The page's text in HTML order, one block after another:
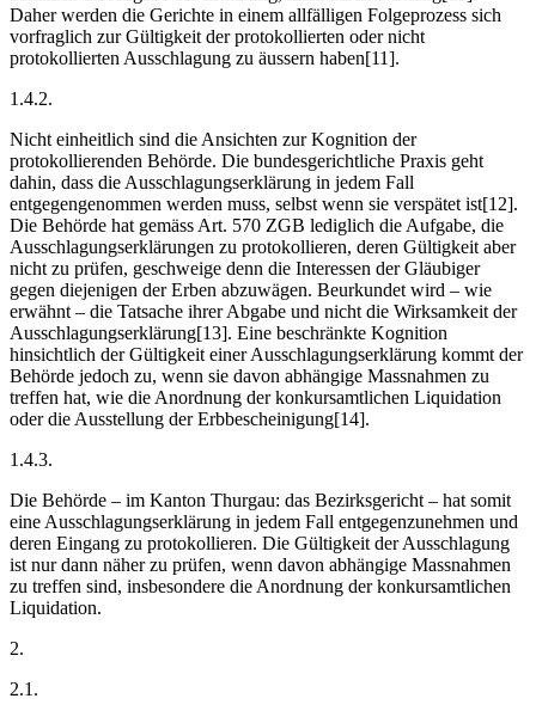
Daher werden die Gerichte in einem allfälligen Folgeprozess sich
vorfraglich zur Gültigkeit der protokollierten oder nicht
protokollierten Ausschlagung zu äussern haben[11].
1.4.2.
Nicht einheitlich sind die Ansichten zur Kognition der
protokollierenden Behörde. Die bundesgerichtliche Praxis geht
dahin, dass die Ausschlagungserklärung in jedem Fall
entgegengenommen werden muss, selbst wenn sie verspätet ist[12].
Die Behörde hat gemäss Art. 570 ZGB lediglich die Aufgabe, die
Ausschlagungserklärungen zu protokollieren, deren Gültigkeit aber
nicht zu prüfen, geschweige denn die Interessen der Gläubiger
gegen diejenigen der Erben abzuwägen. Beurkundet wird – wie
erwähnt – die Tatsache ihrer Abgabe und nicht die Wirksamkeit der
Ausschlagungserklärung[13]. Eine beschränkte Kognition
hinsichtlich der Gültigkeit einer Ausschlagungserklärung kommt der
Behörde jedoch zu, wenn sie davon abhängige Massnahmen zu
treffen hat, wie die Anordnung der konkursamtlichen Liquidation
oder die Ausstellung der Erbbescheinigung[14].
1.4.3.
Die Behörde – im Kanton Thurgau: das Bezirksgericht – hat somit
eine Ausschlagungserklärung in jedem Fall entgegenzunehmen und
deren Eingang zu protokollieren. Die Gültigkeit der Ausschlagung
ist nur dann näher zu prüfen, wenn davon abhängige Massnahmen
zu treffen sind, insbesondere die Anordnung der konkursamtlichen
Liquidation.
2.
2.1.